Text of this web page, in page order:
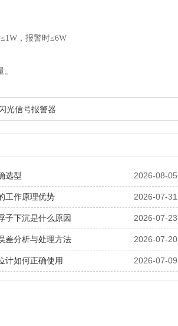
，报警时≤6W
光信号报警器
2026-08-05
选型
2026-07-31
工作原理优势
2026-07-23
子下沉是什么原因
2026-07-20
差分析与处理方法
2026-07-09
计如何正确使用